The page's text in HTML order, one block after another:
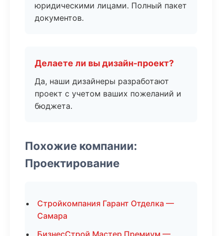
юридическими лицами. Полный пакет
документов.
Делаете ли вы дизайн-проект?
Да, наши дизайнеры разработают
проект с учетом ваших пожеланий и
бюджета.
Похожие компании:
Проектирование
Стройкомпания Гарант Отделка —
Самара
БизнесСтрой Мастер Премиум —